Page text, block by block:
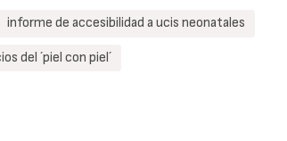
informe de accesibilidad a ucis neonatales
del ´piel con piel´